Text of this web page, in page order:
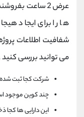
عرض 2 ساعت
ها را برای ایجاد
شفافیت اطلاعات
می توانید بررسی کنید
شرکت کجا ثبت
چند کوین موجود
این دارایی ها کجا